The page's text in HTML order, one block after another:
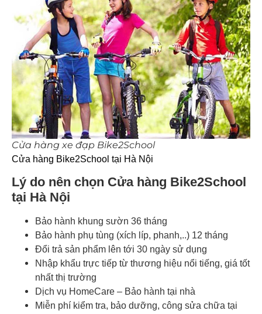
Cửa hàng xe đạp Bike2School
Cửa hàng Bike2School tại Hà Nội
Lý do nên chọn Cửa hàng Bike2School
tại Hà Nội
Bảo hành khung sườn 36 tháng
Bảo hành phụ tùng (xích líp, phanh,..) 12 tháng
Đổi trả sản phẩm lên tới 30 ngày sử dụng
Nhập khẩu trực tiếp từ thương hiệu nổi tiếng, giá tốt
nhất thị trường
Dịch vụ HomeCare – Bảo hành tại nhà
Miễn phí kiểm tra, bảo dưỡng, công sửa chữa tại